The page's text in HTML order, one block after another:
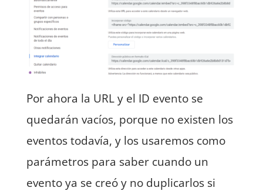
Por ahora la URL y el ID evento se
quedarán vacíos, porque no existen los
eventos todavía, y los usaremos como
parámetros para saber cuando un
evento ya se creó y no duplicarlos si